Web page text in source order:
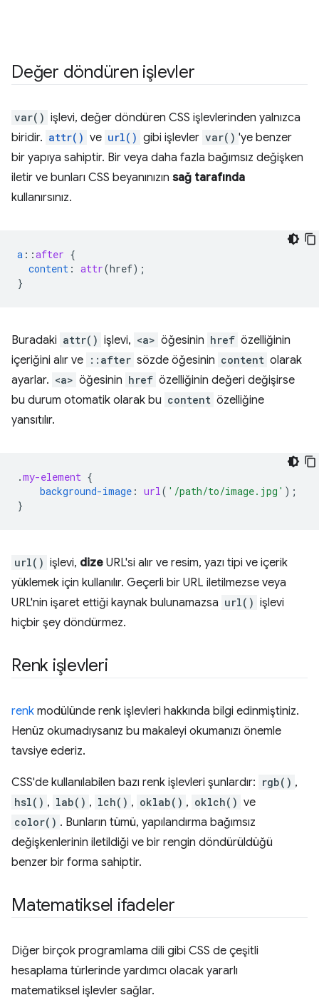
Değer döndüren işlevler
var() işlevi, değer döndüren CSS işlevlerinden yalnızca
biridir. attr() ve url() gibi işlevler var() 'ye benzer
bir yapıya sahiptir. Bir veya daha fazla bağımsız değişken
iletir ve bunları CSS beyanınızın sağ tarafında
kullanırsınız.
a ::after {
content : attr(href);
}
Buradaki attr() işlevi, <a> öğesinin href özelliğinin
içeriğini alır ve ::after sözde öğesinin content olarak
ayarlar. <a> öğesinin href özelliğinin değeri değişirse
bu durum otomatik olarak bu content özelliğine
yansıtılır.
.my-element {
background-image : url( '/path/to/image.jpg' );
}
url() işlevi, dize URL'si alır ve resim, yazı tipi ve içerik
yüklemek için kullanılır. Geçerli bir URL iletilmezse veya
URL'nin işaret ettiği kaynak bulunamazsa url() işlevi
hiçbir şey döndürmez.
Renk işlevleri
renk modülünde renk işlevleri hakkında bilgi edinmiştiniz.
Henüz okumadıysanız bu makaleyi okumanızı önemle
tavsiye ederiz.
CSS'de kullanılabilen bazı renk işlevleri şunlardır: rgb() ,
hsl() , lab() , lch() , oklab() , oklch() ve
color() . Bunların tümü, yapılandırma bağımsız
değişkenlerinin iletildiği ve bir rengin döndürüldüğü
benzer bir forma sahiptir.
Matematiksel ifadeler
Diğer birçok programlama dili gibi CSS de çeşitli
hesaplama türlerinde yardımcı olacak yararlı
matematiksel işlevler sağlar.